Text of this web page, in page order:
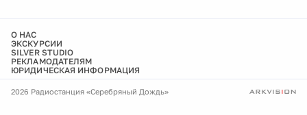
О НАС
ЭКСКУРСИИ
SILVER STUDIO
РЕКЛАМОДАТЕЛЯМ
ЮРИДИЧЕСКАЯ ИНФОРМАЦИЯ
2026 Радиостанция «Серебряный Дождь»